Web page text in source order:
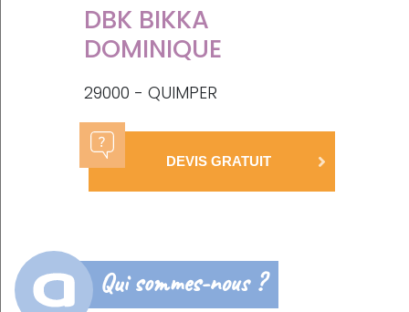
DBK BIKKA
DOMINIQUE
29000 - QUIMPER
DEVIS GRATUIT
Qui sommes-nous ?